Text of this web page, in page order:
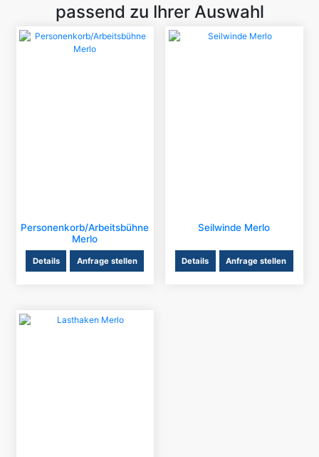
passend zu Ihrer Auswahl
Personenkorb/Arbeitsbühne
Merlo
Details Anfrage stellen
Seilwinde Merlo
Details Anfrage stellen